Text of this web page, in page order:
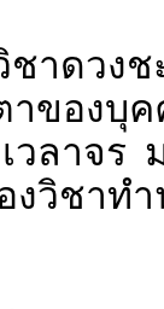
ชาดวง
าของบุ
วลาจร
งวิชาทำ